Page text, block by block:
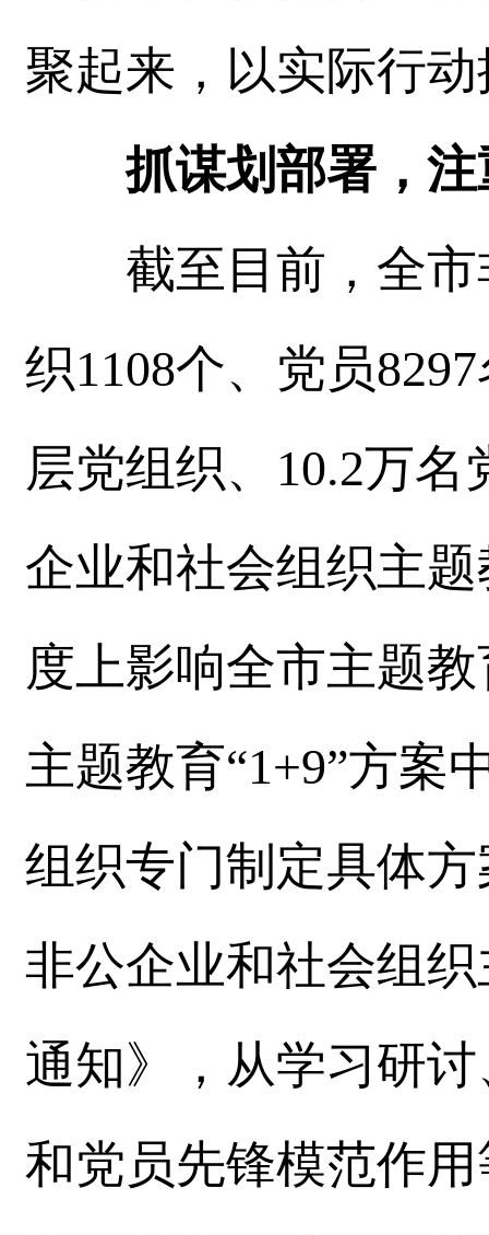
聚起来，以实际行
抓谋划部署，
截至目前，全市
织1108个、党员
层党组织、10.2万名
企业和社会组织主
度上影响全市主题
主题教育“1+9”方案
组织专门制定具体
非公企业和社会组
通知》，从学习研
和党员先锋模范作